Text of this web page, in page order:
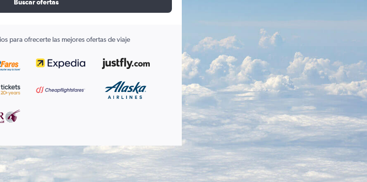
Buscar ofertas
para ofrecerte las mejores ofertas de viaje